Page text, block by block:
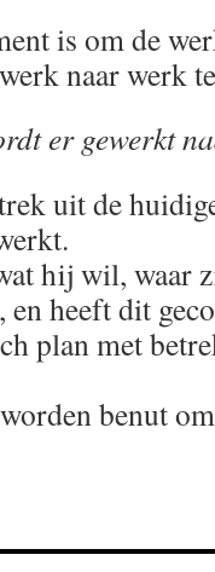
is om de
naar werk
er gewerkt
uit de
hij wil, waar
en heeft dit
plan met
benut